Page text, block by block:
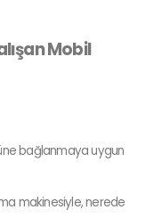
Mobil
bağlanmaya uygun
makinesiyle, nerede